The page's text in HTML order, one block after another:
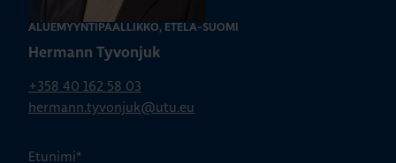
ALUEMYYNTIPÄÄLLIKKÖ, ETELÄ-SUOMI
Hermann Tyvonjuk
+358 40 162 58 03
hermann.tyvonjuk@utu.eu
Etunimi*